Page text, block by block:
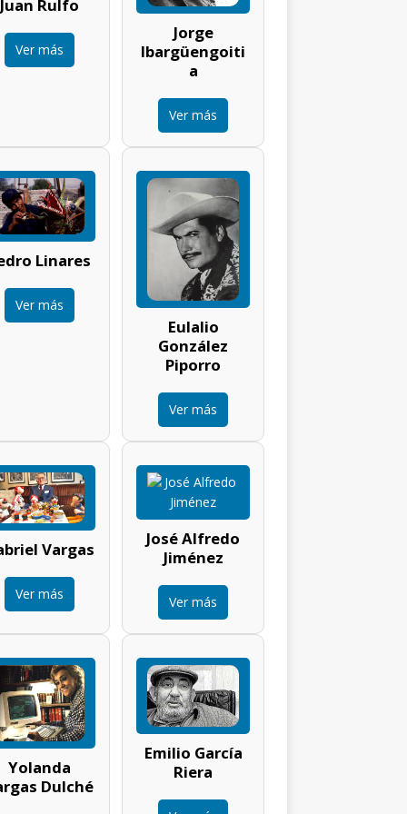
Juan Rulfo
Ver más
Jorge
Ibargüengoiti
a
Ver más
Linares
Ver más
Eulalio
González
Piporro
Ver más
Vargas
Ver más
José Alfredo
Jiménez
Ver más
Yolanda
Dulché
Emilio García
Riera